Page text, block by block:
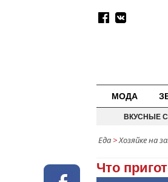
МОДА
ВКУСНЫЕ
Еда >Хозяйке на
Что